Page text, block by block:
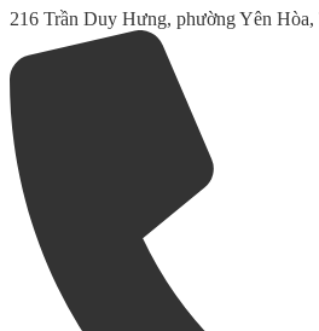
216 Trần Duy Hưng, phường Yên